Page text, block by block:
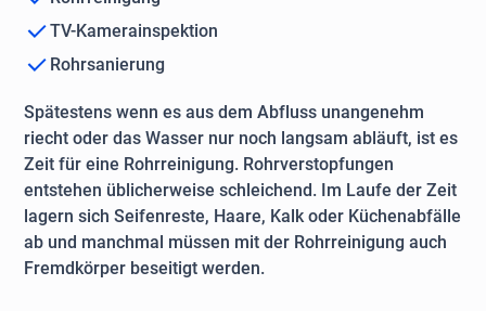
TV-Kamerainspektion
Rohrsanierung
Spätestens wenn es aus dem Abfluss unangenehm
riecht oder das Wasser nur noch langsam abläuft, ist es
Zeit für eine Rohrreinigung. Rohrverstopfungen
entstehen üblicherweise schleichend. Im Laufe der Zeit
lagern sich Seifenreste, Haare, Kalk oder Küchenabfälle
ab und manchmal müssen mit der Rohrreinigung auch
Fremdkörper beseitigt werden.